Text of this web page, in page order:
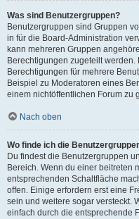
Was sind Benutzergruppen?
Benutzergruppen sind Gruppen
in für die Board-Administration
kann mehreren Gruppen
Berechtigungen zugeteilt
Berechtigungen für mehrere
Beispiel zu Moderatoren eines
einem nichtöffentlichen Forum zu
Nach oben
Wo finde ich die
Du findest die Benutzergruppen
Bereich. Wenn du einer beitreten
entsprechenden Schaltfläche
offen. Einige erfordern erst eine
sein und weitere sogar versteckt.
einfach durch die entsprechende